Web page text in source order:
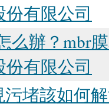
有限公司
么辦？mbr
有限公司
堵該如何